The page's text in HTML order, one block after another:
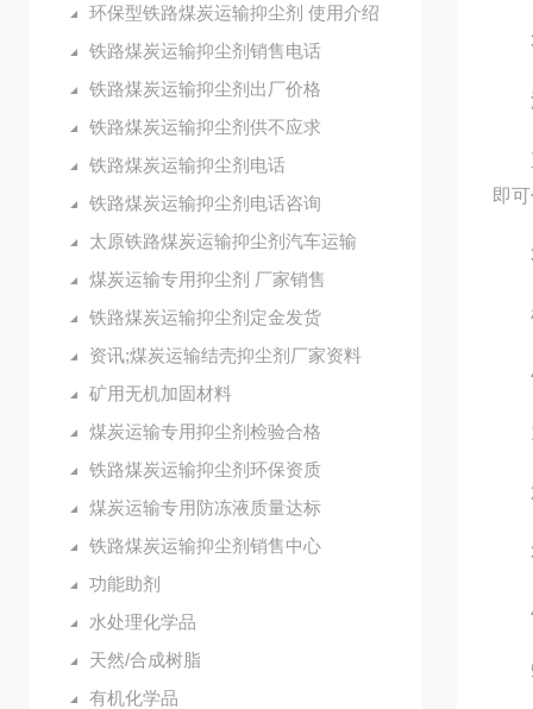
环保型铁路煤炭运输抑尘剂 使用介绍
铁路煤炭运输抑尘剂销售电话
铁路煤炭运输抑尘剂出厂价格
铁路煤炭运输抑尘剂供不应求
铁路煤炭运输抑尘剂电话
铁路煤炭运输抑尘剂电话咨询
太原铁路煤炭运输抑尘剂汽车运输
煤炭运输专用抑尘剂 厂家销售
铁路煤炭运输抑尘剂定金发货
资讯;煤炭运输结壳抑尘剂厂家资料
矿用无机加固材料
煤炭运输专用抑尘剂检验合格
铁路煤炭运输抑尘剂环保资质
煤炭运输专用防冻液质量达标
铁路煤炭运输抑尘剂销售中心
功能助剂
水处理化学品
天然/合成树脂
有机化学品
3.
液
直
即
3
根
4
1.
2.
3.
4.
5.